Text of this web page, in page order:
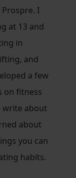
I
at 13 and
in
and
a few
on fitness
write about
about
you can
habits.